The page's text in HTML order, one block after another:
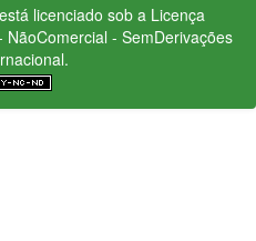
licenciado sob a Licença
- SemDerivações